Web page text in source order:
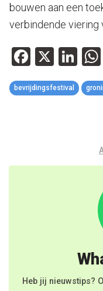
bouwen aan een
verbindende viering
X
bevrijdingsfestival
Heb jij nieuwstips?